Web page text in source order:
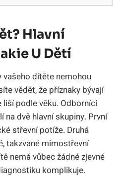
Hlavní
U Dětí
vašeho dítěte nemohou
vědět, že příznaky bývají
podle věku. Odborníci
na dvě hlavní skupiny. První
střevní potíže. Druhá
takzvané mimostřevní
nemá vůbec žádné zjevné
komplikuje.